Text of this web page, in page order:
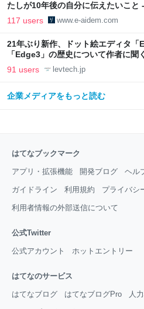
たしが10年後の自分に伝えたいこと
117 users www.e-aidem.com
21年ぶり新作、ドット絵エディタ「
「Edge3」の歴史について作者に聞
LAB
91 users levtech.jp
企業メディアをもっと読む
はてなブックマーク
アプリ・拡張機能 開発ブログ ヘル
ガイドライン 利用規約 プライバシ
利用者情報の外部送信について
公式Twitter
公式アカウント ホットエントリー
はてなのサービス
はてなブログ はてなブログPro 人